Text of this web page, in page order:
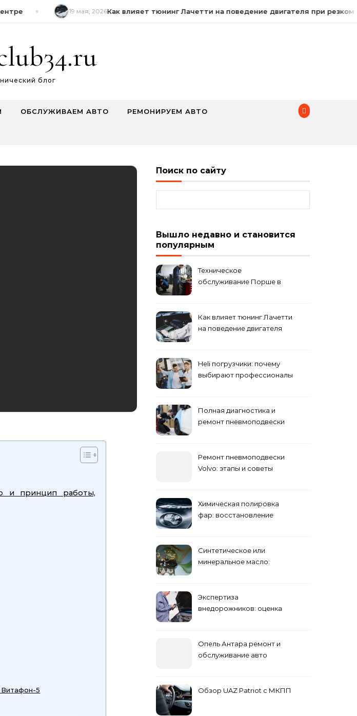
19 мая, 2026Как влияет тюнинг Лачетти на поведение двигателя при резком
блог
ОБСЛУЖИВАЕМ АВТО РЕМОНИРУЕМ АВТО
и принцип работы,
Витафон-5
Поиск по сайту
Вышло недавно и становится
популярным
Техническое
обслуживание Порше в
Как влияет тюнинг Лачетти
на поведение двигателя
Heli погрузчики: почему
выбирают профессионалы
Полная диагностика и
ремонт пневмоподвески
Ремонт пневмоподвески
Volvo: этапы и советы
Химическая полировка
фар: восстановление
Синтетическое или
минеральное масло:
Экспертиза
внедорожников: оценка
Опель Антара ремонт и
обслуживание авто
Обзор UAZ Patriot с МКПП